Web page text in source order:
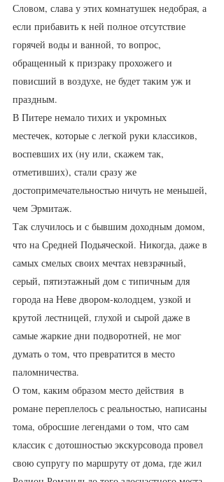
Словом, слава у этих комнатушек недобрая, а
если прибавить к ней полное отсутствие
горячей воды и ванной, то вопрос,
обращенный к призраку прохожего и
повисший в воздухе, не будет таким уж и
праздным.
В Питере немало тихих и укромных
местечек, которые с легкой руки классиков,
воспевших их (ну или, скажем так,
отметивших), стали сразу же
достопримечательностью ничуть не меньшей,
чем Эрмитаж.
Так случилось и с бывшим доходным домом,
что на Средней Подьяческой. Никогда, даже в
самых смелых своих мечтах невзрачный,
серый, пятиэтажный дом с типичным для
города на Неве двором-колодцем, узкой и
крутой лестницей, глухой и сырой даже в
самые жаркие дни подворотней, не мог
думать о том, что превратится в место
паломничества.
О том, каким образом место действия  в
романе переплелось с реальностью, написаны
тома, обросшие легендами о том, что сам
классик с дотошностью экскурсовода провел
свою супругу по маршруту от дома, где жил